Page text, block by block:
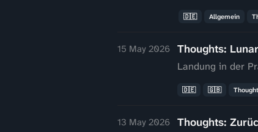
🇩🇪 Allgemein
15 May 2026 Thoughts:
Landung in der
🇩🇪 🇬🇧
13 May 2026 Thoughts: